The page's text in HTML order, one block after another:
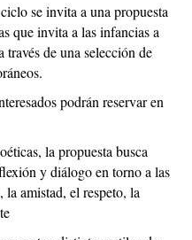
se invita a una propuesta
que invita a las infancias a
través de una selección de
podrán reservar en
la propuesta busca
y diálogo en torno a las
amistad, el respeto, la